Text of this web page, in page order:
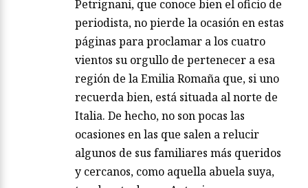
Petrignani, que conoce bien el oficio de
periodista, no pierde la ocasión en estas
páginas para proclamar a los cuatro
vientos su orgullo de pertenecer a esa
región de la Emilia Romaña que, si uno
recuerda bien, está situada al norte de
Italia. De hecho, no son pocas las
ocasiones en las que salen a relucir
algunos de sus familiares más queridos
y cercanos, como aquella abuela suya,